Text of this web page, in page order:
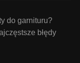
do garnituru?
błędy